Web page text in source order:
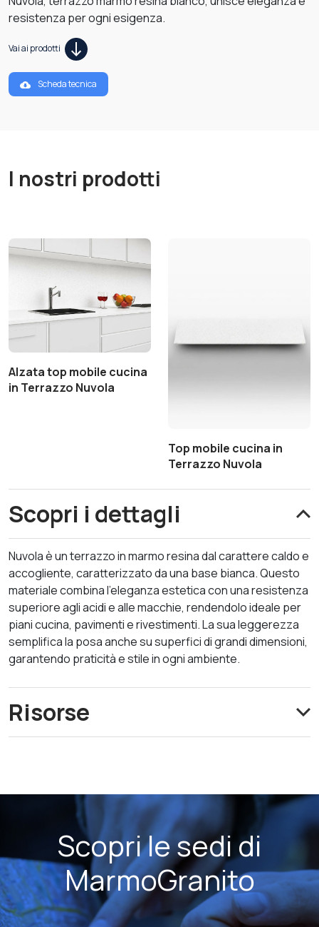
resistenza per ogni esigenza.
Vai ai prodotti
Scheda tecnica
I nostri prodotti
Alzata top mobile cucina
in Terrazzo Nuvola
Top mobile cucina in
Terrazzo Nuvola
Scopri i dettagli
Nuvola è un terrazzo in marmo resina dal carattere caldo e
accogliente, caratterizzato da una base bianca. Questo
materiale combina l’eleganza estetica con una resistenza
superiore agli acidi e alle macchie, rendendolo ideale per
piani cucina, pavimenti e rivestimenti. La sua leggerezza
semplifica la posa anche su superfici di grandi dimensioni,
garantendo praticità e stile in ogni ambiente.
Risorse
Scopri le sedi di
MarmoGranito